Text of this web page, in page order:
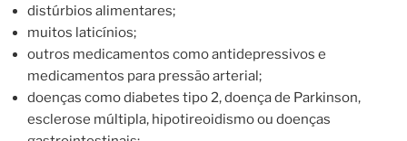
distúrbios alimentares;
muitos laticínios;
outros medicamentos como antidepressivos e
medicamentos para pressão arterial;
doenças como diabetes tipo 2, doença de Parkinson,
esclerose múltipla, hipotireoidismo ou doenças